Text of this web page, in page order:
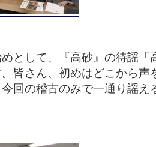
として、『高砂』の待謡「
皆さん、初めはどこから声
回の稽古のみで一通り謡え